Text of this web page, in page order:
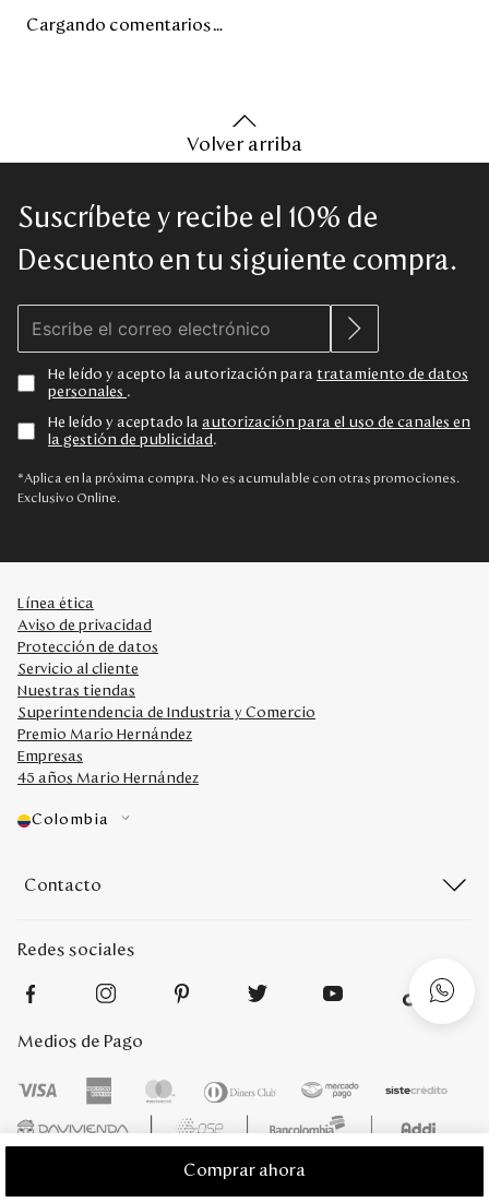
Comprar ahora
Cargando comentarios…
Volver arriba
Suscríbete y recibe el 10% de
Descuento en tu siguiente compra.
He leído y acepto la autorización para tratamiento de datos
personales .
He leído y aceptado la autorización para el uso de canales en
la gestión de publicidad .
*Aplica en la próxima compra. No es acumulable con otras promociones.
Exclusivo Online.
Línea ética
Aviso de privacidad
Protección de datos
Servicio al cliente
Nuestras tiendas
Superintendencia de Industria y Comercio
Premio Mario Hernández
Empresas
45 años Mario Hernández
Colombia
Contacto
Redes sociales
Medios de Pago
Mario Hernández 2022. Derechos reservados. Desarrollado por
Plataforma Vtex